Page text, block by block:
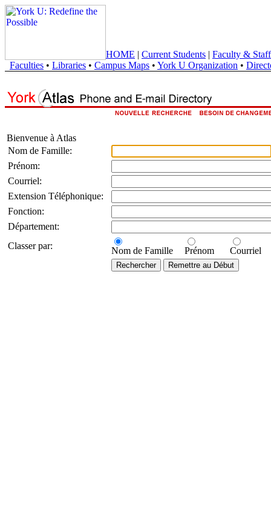
HOME | Current Students | Faculty & Staff
Faculties • Libraries • Campus Maps • York U Organization •
Bienvenue à Atlas
Nom de Famille:
Prénom:
Courriel:
Extension Téléphonique:
Fonction:
Département:
Classer par:
Nom de Famille Prénom Courriel